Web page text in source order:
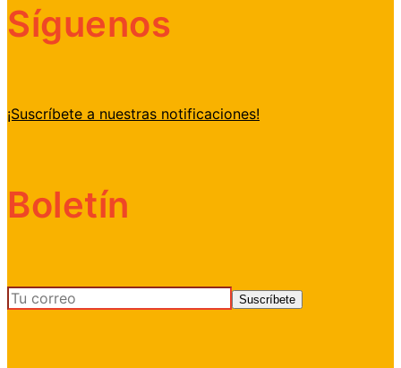
Síguenos
¡Suscríbete a nuestras notificaciones!
Boletín